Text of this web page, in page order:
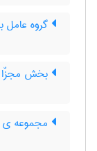
گروه
بخش
مجموعه ی